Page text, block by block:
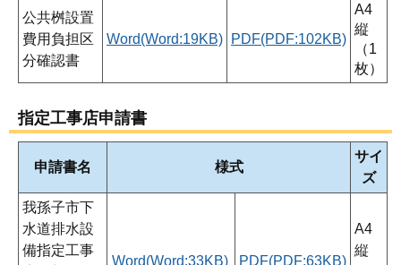
公共桝設置
費用負担区
分確認書
Word(Word:19KB) PDF(PDF:102KB)
A4
縦
（1
枚）
指定工事店申請書
申請書名 様式
サイ
ズ
我孫子市下
水道排水設
備指定工事
Word(Word:33KB) PDF(PDF:63KB)
A4
縦